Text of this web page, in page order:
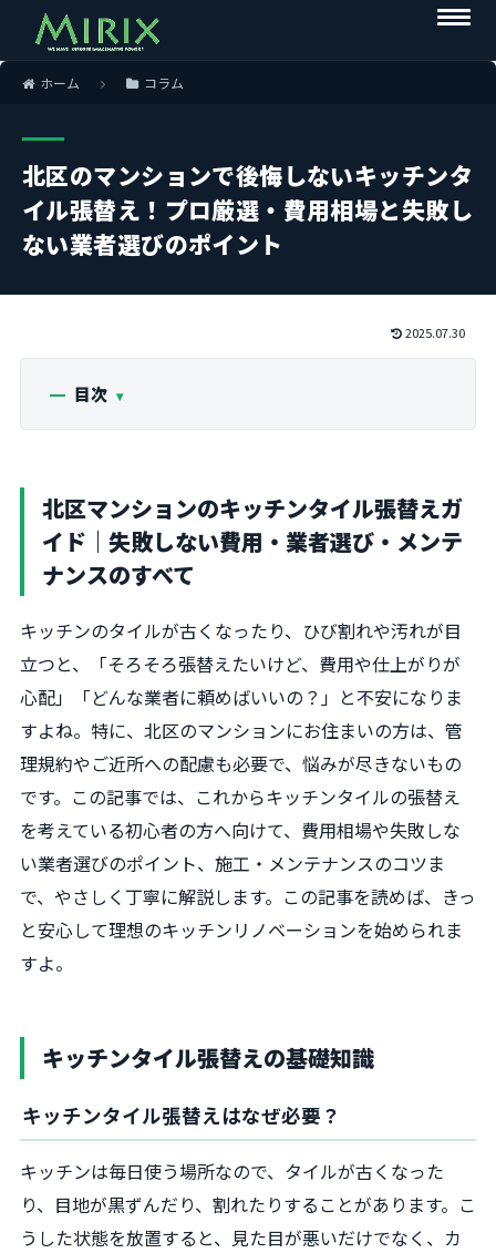
ホーム コラム
北区のマンションで後悔しないキッチンタ
イル張替え！プロ厳選・費用相場と失敗し
ない業者選びのポイント
2025.07.30
目次
北区マンションのキッチンタイル張替えガ
イド｜失敗しない費用・業者選び・メンテ
ナンスのすべて
キッチンのタイルが古くなったり、ひび割れや汚れが目
立つと、「そろそろ張替えたいけど、費用や仕上がりが
心配」「どんな業者に頼めばいいの？」と不安になりま
すよね。特に、北区のマンションにお住まいの方は、管
理規約やご近所への配慮も必要で、悩みが尽きないもの
です。この記事では、これからキッチンタイルの張替え
を考えている初心者の方へ向けて、費用相場や失敗しな
い業者選びのポイント、施工・メンテナンスのコツま
で、やさしく丁寧に解説します。この記事を読めば、きっ
と安心して理想のキッチンリノベーションを始められま
すよ。
キッチンタイル張替えの基礎知識
キッチンタイル張替えはなぜ必要？
キッチンは毎日使う場所なので、タイルが古くなった
り、目地が黒ずんだり、割れたりすることがあります。こ
うした状態を放置すると、見た目が悪いだけでなく、カ